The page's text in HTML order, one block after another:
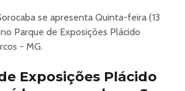
elevando o nível técnico e esportivo
dentro da arena, a ExpoArcos
e o setor agropecuário. Empresas,
se apresenta Quinta-feira (13
Parque de Exposições Plácido
- MG.
Exposições Plácido